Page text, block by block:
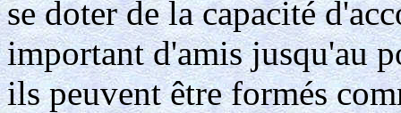
se doter de la capacité
important d'amis jusqu'au
ils peuvent être formés